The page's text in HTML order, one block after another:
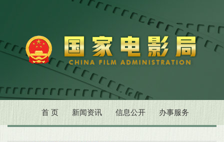
首 页 新闻资讯 信息公开 办事服务